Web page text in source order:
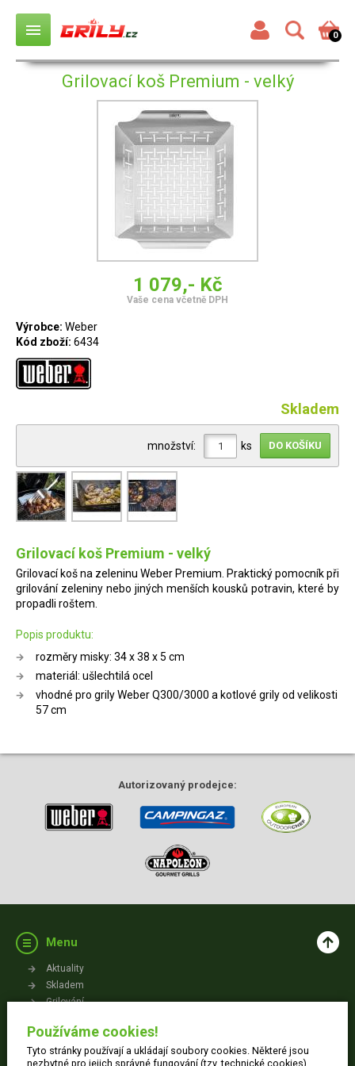
0
menu
Grilovací koš Premium - velký
1 079,- Kč
Vaše cena včetně DPH
Výrobce: Weber
Kód zboží: 6434
Skladem
množství: ks
Grilovací koš Premium - velký
Grilovací koš na zeleninu Weber Premium. Praktický pomocník při
grilování zeleniny nebo jiných menších kousků potravin, které by
propadli roštem.
Popis produktu:
rozměry misky: 34 x 38 x 5 cm
materiál: ušlechtilá ocel
vhodné pro grily Weber Q300/3000 a kotlové grily od velikosti
57 cm
Autorizovaný prodejce:
Menu
Aktuality
Skladem
Grilování
Kontakt
Vše o nákupu
Používáme cookies!
Tyto stránky používají a ukládají soubory cookies. Některé jsou
nezbytné pro jejich správné fungování (tzv. technické cookies).